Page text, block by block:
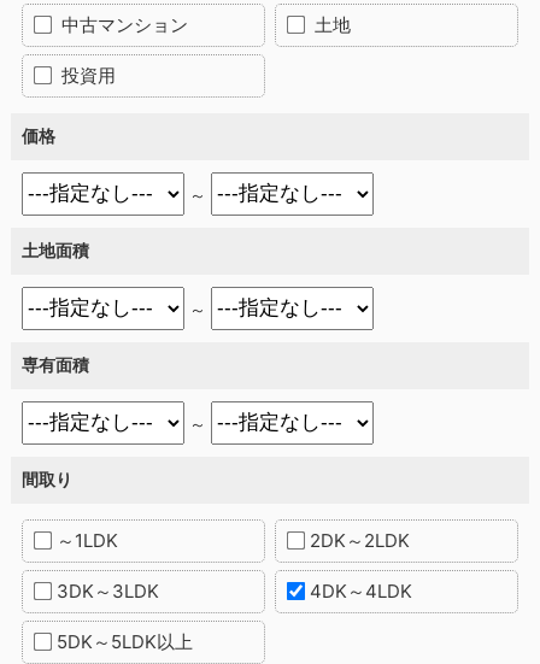
中古マンション 土地
投資用
価格
～
土地面積
～
専有面積
～
間取り
～1LDK 2DK～2LDK
3DK～3LDK 4DK～4LDK
5DK～5LDK以上